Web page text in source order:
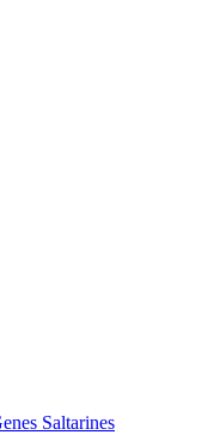
Saltarines